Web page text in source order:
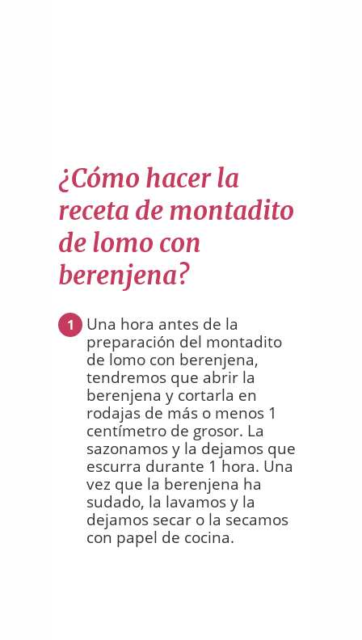
¿Cómo hacer la
receta de montadito
de lomo con
berenjena?
1
Una hora antes de la
preparación del montadito
de lomo con berenjena,
tendremos que abrir la
berenjena y cortarla en
rodajas de más o menos 1
centímetro de grosor. La
sazonamos y la dejamos que
escurra durante 1 hora. Una
vez que la berenjena ha
sudado, la lavamos y la
dejamos secar o la secamos
con papel de cocina.